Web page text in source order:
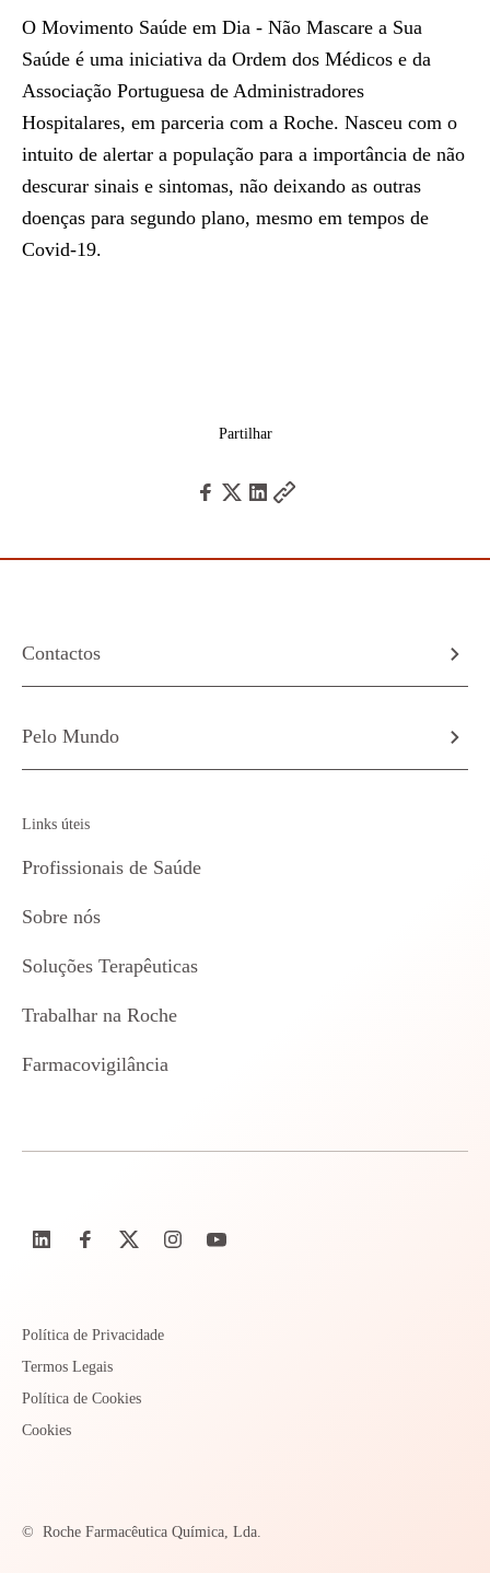
O Movimento Saúde em Dia - Não Mascare a Sua
Saúde é uma iniciativa da Ordem dos Médicos e da
Associação Portuguesa de Administradores
Hospitalares, em parceria com a Roche. Nasceu com o
intuito de alertar a população para a importância de não
descurar sinais e sintomas, não deixando as outras
doenças para segundo plano, mesmo em tempos de
Covid-19.
Partilhar
Contactos
Pelo Mundo
Links úteis
Profissionais de Saúde
Sobre nós
Soluções Terapêuticas
Trabalhar na Roche
Farmacovigilância
Política de Privacidade
Termos Legais
Política de Cookies
Cookies
© Roche Farmacêutica Química, Lda.